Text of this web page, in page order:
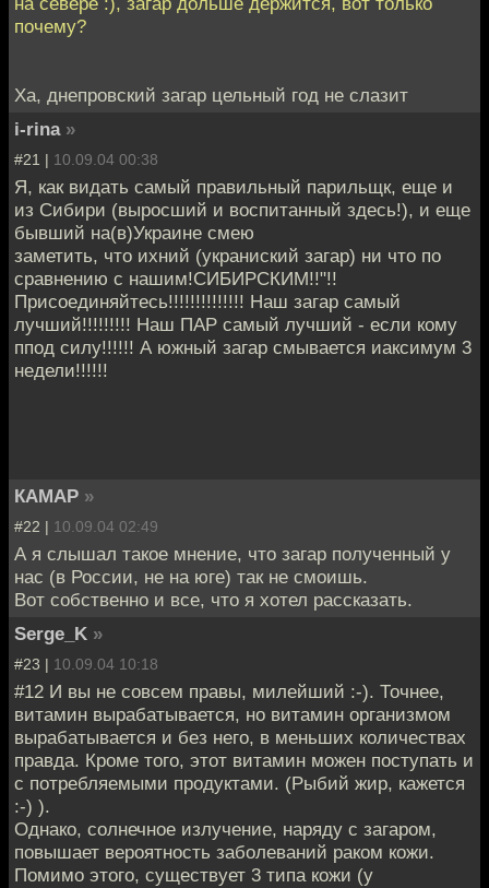
почему?
Ха, днепровский загар цельный год не слазит
i-rina »
#21 | 10.09.04 00:38
Я, как видать самый правильный парильщк, еще и
из Сибири (выросший и воспитанный здесь!), и еще
бывший на(в)Украине смею
заметить, что ихний (украниский загар) ни что по
сравнению с нашим!СИБИРСКИМ!!"!!
Присоединяйтесь!!!!!!!!!!!!!! Наш загар самый
лучший!!!!!!!!! Наш ПАР самый лучший - если кому
ппод силу!!!!!! А южный загар смывается иаксимум 3
недели!!!!!!
КАМАР »
#22 | 10.09.04 02:49
А я слышал такое мнение, что загар полученный у
нас (в России, не на юге) так не смоишь.
Вот собственно и все, что я хотел рассказать.
Serge_K »
#23 | 10.09.04 10:18
#12 И вы не совсем правы, милейший :-). Точнее,
витамин вырабатывается, но витамин организмом
вырабатывается и без него, в меньших количествах
правда. Кроме того, этот витамин можен поступать и
с потребляемыми продуктами. (Рыбий жир, кажется
:-) ).
Однако, солнечное излучение, наряду с загаром,
повышает вероятность заболеваний раком кожи.
Помимо этого, существует 3 типа кожи (у